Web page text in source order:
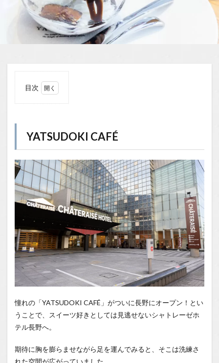
目次
1.1
1.2
You
Tube
1.2.1
はいし
ゃの食
べ歩き
You
Tubeチ
ャンネ
ル
YATSUDOKI CAFÉ
憧れの「YATSUDOKI CAFÉ」がついに長野にオープン！とい
うことで、スイーツ好きとしては見逃せないシャトレーゼホ
テル長野へ。
期待に胸を膨らませながら足を運んでみると、そこは洗練さ
れた空間が広がっていました。